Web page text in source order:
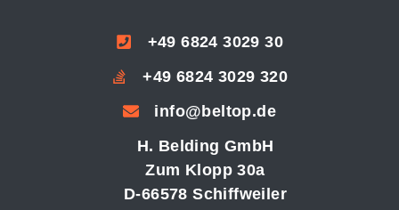
+49 6824 3029 30
+49 6824 3029 320
info@beltop.de
H. Belding GmbH
Zum Klopp 30a
D-66578 Schiffweiler